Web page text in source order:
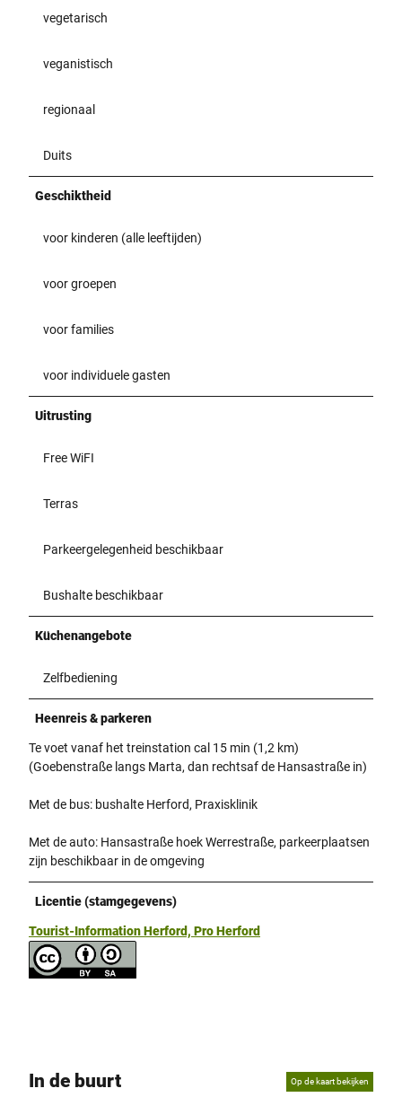
vegetarisch
veganistisch
regionaal
Duits
Geschiktheid
voor kinderen (alle leeftijden)
voor groepen
voor families
voor individuele gasten
Uitrusting
Free WiFI
Terras
Parkeergelegenheid beschikbaar
Bushalte beschikbaar
Küchenangebote
Zelfbediening
Heenreis & parkeren
Te voet vanaf het treinstation cal 15 min (1,2 km)
(Goebenstraße langs Marta, dan rechtsaf de Hansastraße in)
Met de bus: bushalte Herford, Praxisklinik
Met de auto: Hansastraße hoek Werrestraße, parkeerplaatsen
zijn beschikbaar in de omgeving
Licentie (stamgegevens)
Tourist-Information Herford, Pro Herford
In de buurt Op de kaart bekijken